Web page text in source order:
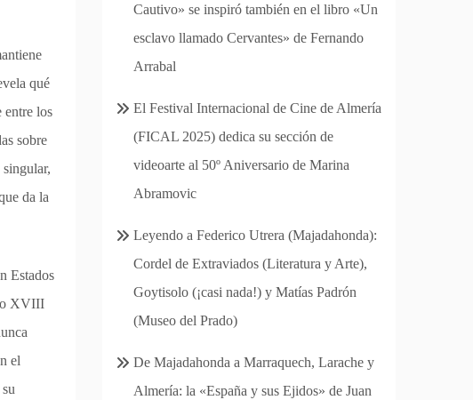
qué
entre los
sobre
da la
Estados
XVIII
el
Cautivo» se inspiró también en el libro «Un
esclavo llamado Cervantes» de Fernando
Arrabal
El Festival Internacional de Cine de Almería
(FICAL 2025) dedica su sección de
videoarte al 50º Aniversario de Marina
Abramovic
Leyendo a Federico Utrera (Majadahonda):
Cordel de Extraviados (Literatura y Arte),
Goytisolo (¡casi nada!) y Matías Padrón
(Museo del Prado)
De Majadahonda a Marraquech, Larache y
Almería: la «España y sus Ejidos» de Juan